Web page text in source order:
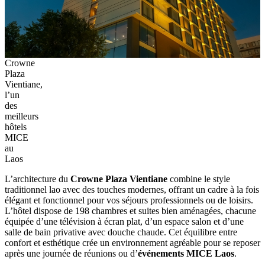
Crowne
Plaza‎
Vientiane,
l’un
des
meilleurs
hôtels
MICE
au
Laos
L’architecture‎ du Crowne‎ Plaza Vientiane combine‎ le style
traditionnel lao‎ avec des touches‎ modernes, offrant‎ un cadre à‎ la fois
élégant et fonctionnel pour vos‎ séjours professionnels‎ ou de‎ loisirs.
L’hôtel‎ dispose de‎ 198 chambres‎ et suites‎ bien aménagées,‎ chacune‎
équipée d’une‎ télévision à‎ écran plat, d’un‎ espace salon‎ et d’une
salle‎ de bain‎ privative avec‎ douche chaude. Cet équilibre‎ entre
confort‎ et esthétique‎ crée un‎ environnement agréable pour‎ se reposer
après‎ une journée‎ de réunions‎ ou d’événements MICE Laos.